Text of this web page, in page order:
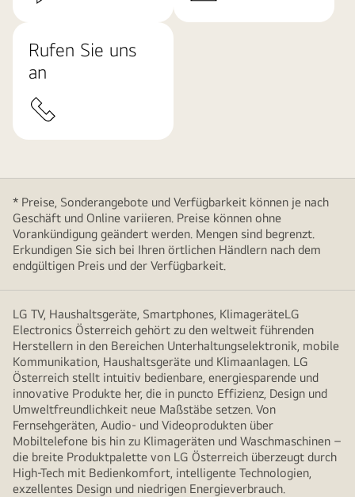
Rufen Sie uns
an
* Preise, Sonderangebote und Verfügbarkeit können je nach
Geschäft und Online variieren. Preise können ohne
Vorankündigung geändert werden. Mengen sind begrenzt.
Erkundigen Sie sich bei Ihren örtlichen Händlern nach dem
endgültigen Preis und der Verfügbarkeit.
LG TV, Haushaltsgeräte, Smartphones, KlimageräteLG
Electronics Österreich gehört zu den weltweit führenden
Herstellern in den Bereichen Unterhaltungselektronik, mobile
Kommunikation, Haushaltsgeräte und Klimaanlagen. LG
Österreich stellt intuitiv bedienbare, energiesparende und
innovative Produkte her, die in puncto Effizienz, Design und
Umweltfreundlichkeit neue Maßstäbe setzen. Von
Fernsehgeräten, Audio- und Videoprodukten über
Mobiltelefone bis hin zu Klimageräten und Waschmaschinen –
die breite Produktpalette von LG Österreich überzeugt durch
High-Tech mit Bedienkomfort, intelligente Technologien,
exzellentes Design und niedrigen Energieverbrauch.